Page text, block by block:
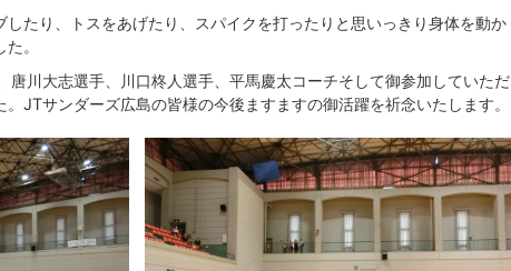
たり、トスをあげたり、スパイクを打ったりと思いっきり身体を動か
。
唐川大志選手、川口柊人選手、平馬慶太コーチそして御参加していただ
JTサンダーズ広島の皆様の今後ますますの御活躍を祈念いたします。